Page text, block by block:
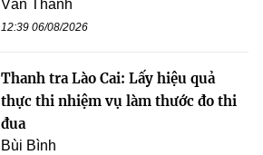
Văn Thanh
12:39 06/08/2026
Thanh tra Lào Cai: Lấy hiệu quả
thực thi nhiệm vụ làm thước đo thi
đua
Bùi Bình